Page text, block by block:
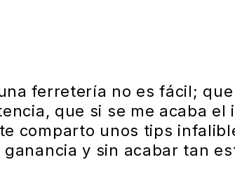
ferretería no es fácil;
que si se me acaba
comparto unos tips
y sin acabar tan